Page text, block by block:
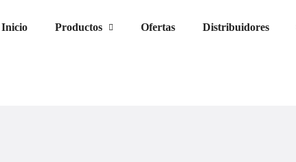
Inicio Productos Ofertas Distribuidores